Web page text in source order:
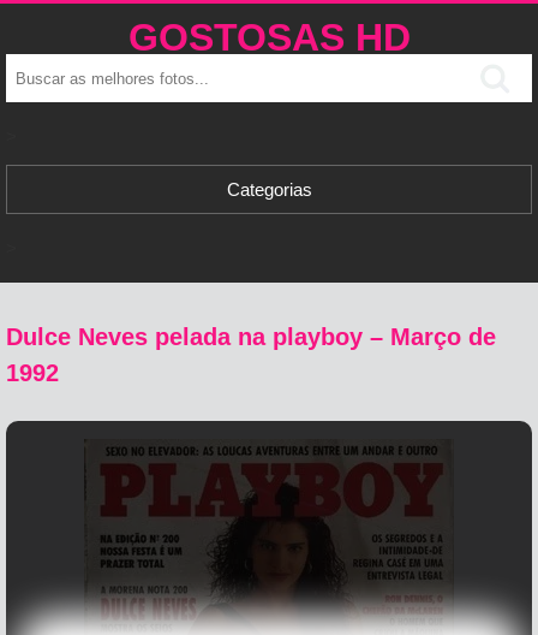
GOSTOSAS HD
Categorias
Dulce Neves pelada na playboy – Março de
1992